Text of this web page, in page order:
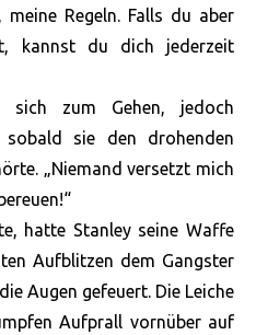
Regeln. Falls du aber
kannst du dich jederzeit
sich zum Gehen, jedoch
sie den drohenden
„Niemand versetzt mich
hatte Stanley seine Waffe
Aufblitzen dem Gangster
Augen gefeuert. Die Leiche
Aufprall vornüber auf